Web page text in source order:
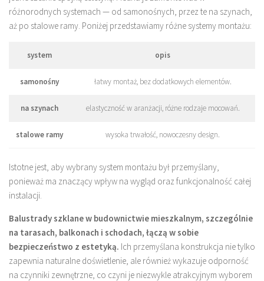
różnorodnych systemach — od samonośnych, przez te na szynach,
aż po stalowe ramy. Poniżej przedstawiamy różne systemy montażu:
system opis
samonośny łatwy montaż, bez dodatkowych elementów.
na szynach elastyczność w aranżacji, różne rodzaje mocowań.
stalowe ramy wysoka trwałość, nowoczesny design.
Istotne jest, aby wybrany system montażu był przemyślany,
ponieważ ma znaczący wpływ na wygląd oraz funkcjonalność całej
instalacji.
Balustrady szklane w budownictwie mieszkalnym, szczególnie
na tarasach, balkonach i schodach, łączą w sobie
bezpieczeństwo z estetyką. Ich przemyślana konstrukcja nie tylko
zapewnia naturalne doświetlenie, ale również wykazuje odporność
na czynniki zewnętrzne, co czyni je niezwykle atrakcyjnym wyborem